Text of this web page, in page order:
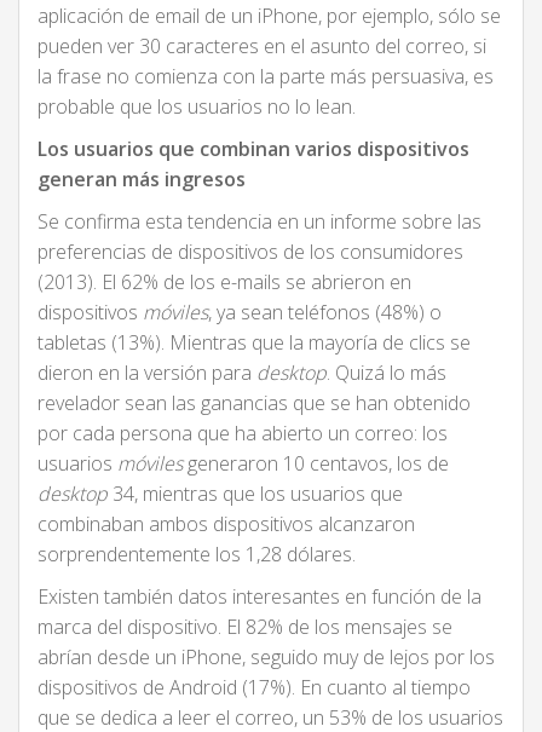
aplicación de email de un iPhone, por ejemplo, sólo se
pueden ver 30 caracteres en el asunto del correo, si
la frase no comienza con la parte más persuasiva, es
probable que los usuarios no lo lean.
Los usuarios que combinan varios dispositivos
generan más ingresos
Se confirma esta tendencia en un informe sobre las
preferencias de dispositivos de los consumidores
(2013). El 62% de los e-mails se abrieron en
dispositivos móviles, ya sean teléfonos (48%) o
tabletas (13%). Mientras que la mayoría de clics se
dieron en la versión para desktop. Quizá lo más
revelador sean las ganancias que se han obtenido
por cada persona que ha abierto un correo: los
usuarios móvilesgeneraron 10 centavos, los de
desktop 34, mientras que los usuarios que
combinaban ambos dispositivos alcanzaron
sorprendentemente los 1,28 dólares.
Existen también datos interesantes en función de la
marca del dispositivo. El 82% de los mensajes se
abrían desde un iPhone, seguido muy de lejos por los
dispositivos de Android (17%). En cuanto al tiempo
que se dedica a leer el correo, un 53% de los usuarios